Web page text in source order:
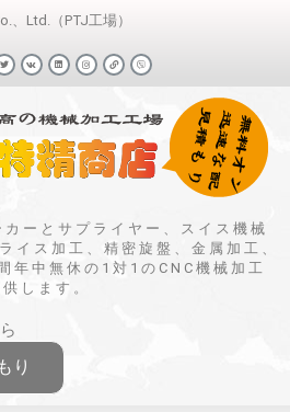
、Ltd.（PTJ工場）
ーとサプライヤー、スイス機械
イス加工、精密旋盤、金属加工、
年中無休の1対1のCNC機械加工
します。
り